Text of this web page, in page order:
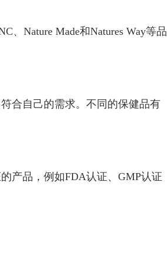
Nature Made和Natures Way等品
合自己的需求。不同的保健品有
产品，例如FDA认证、GMP认证